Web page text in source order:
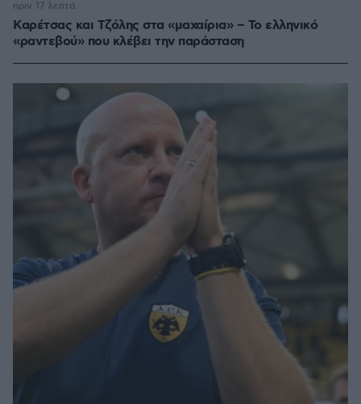
Καρέτσας και Τζόλης στα «μαχαίρια» – Το ελληνικό
«ραντεβού» που κλέβει την παράσταση
πριν 17 λεπτά